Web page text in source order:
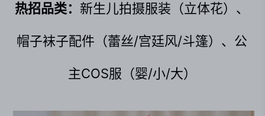
热招品类： 新生儿拍摄服装（立体花）、
帽子袜子配件（蕾丝/宫廷风/斗篷）、公
主COS服（婴/小/大）